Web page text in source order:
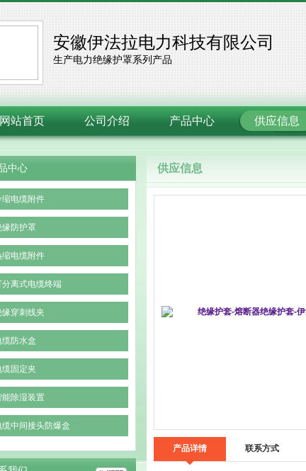
安徽伊法拉电力科技有限公司
生产电力绝缘护罩系列产品
网站首页 公司介绍 产品中心 供应信息
中心
缩电缆附件
缘防护罩
缩电缆附件
分离式电缆终端
缘穿刺线夹
缆防水盒
缆固定夹
能除湿装置
缆中间接头防爆盒
供应信息
产品详情 联系方式